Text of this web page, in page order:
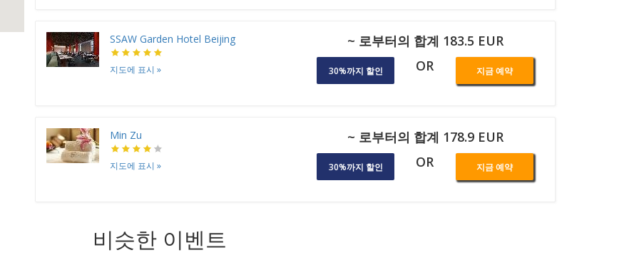
SSAW Garden Hotel Beijing
지도에 표시 »
~ 로부터의 합계 183.5 EUR
30%까지 할인 OR 지금 예약
Min Zu
지도에 표시 »
~ 로부터의 합계 178.9 EUR
30%까지 할인 OR 지금 예약
비슷한 이벤트